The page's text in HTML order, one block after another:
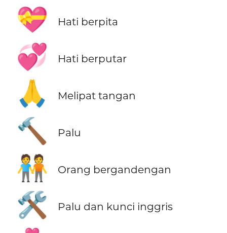
💝 Hati berpita
💞 Hati berputar
🙏 Melipat tangan
🔨 Palu
🧑‍🤝‍🧑 Orang bergandengan
🛠️ Palu dan kunci inggris